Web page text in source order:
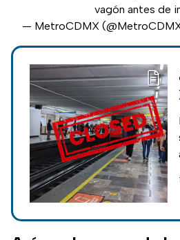
vagón antes de
— MetroCDMX